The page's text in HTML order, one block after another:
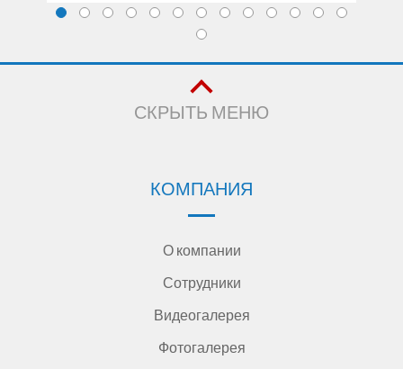
СКРЫТЬ МЕНЮ
КОМПАНИЯ
О компании
Сотрудники
Видеогалерея
Фотогалерея